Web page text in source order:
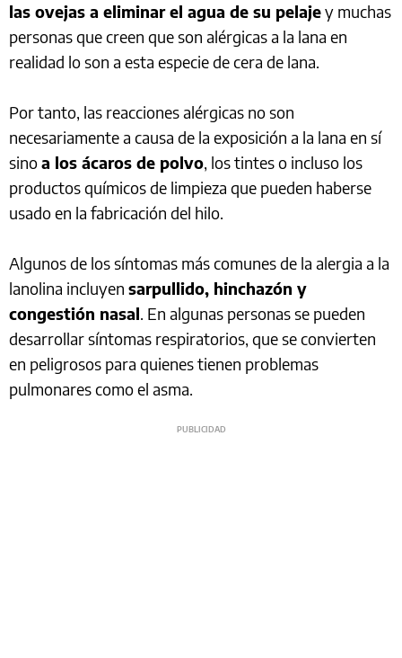
las ovejas a eliminar el agua de su pelajey muchas
personas que creen que son alérgicas a la lana en
realidad lo son a esta especie de cera de lana.
Por tanto, las reacciones alérgicas no son
necesariamente a causa de la exposición a la lana en sí
sinoa los ácaros de polvo, los tintes o incluso los
productos químicos de limpieza que pueden haberse
usado en la fabricación del hilo.
Algunos de los síntomas más comunes de la alergia a la
lanolina incluyen sarpullido, hinchazón y
congestión nasal. En algunas personas se pueden
desarrollar síntomas respiratorios, que se convierten
en peligrosos para quienes tienen problemas
pulmonares como el asma.